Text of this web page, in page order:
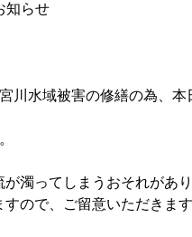
知らせ
川水域被害の修繕の為、本
濁ってしまうおそれがあ
ので、ご留意いただきま